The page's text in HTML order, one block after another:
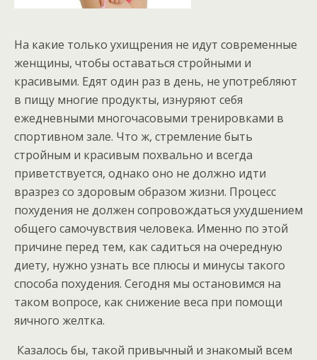
На какие только ухищрения не идут современные
женщины, чтобы оставаться стройными и
красивыми. Едят один раз в день, не употребляют
в пищу многие продукты, изнуряют себя
ежедневными многочасовыми тренировками в
спортивном зале. Что ж, стремление быть
стройным и красивым похвально и всегда
приветствуется, однако оно не должно идти
вразрез со здоровым образом жизни. Процесс
похудения не должен сопровождаться ухудшением
общего самочувствия человека. Именно по этой
причине перед тем, как садиться на очередную
диету, нужно узнать все плюсы и минусы такого
способа похудения. Сегодня мы остановимся на
таком вопросе, как снижение веса при помощи
яичного желтка.
Казалось бы, такой привычный и знакомый всем